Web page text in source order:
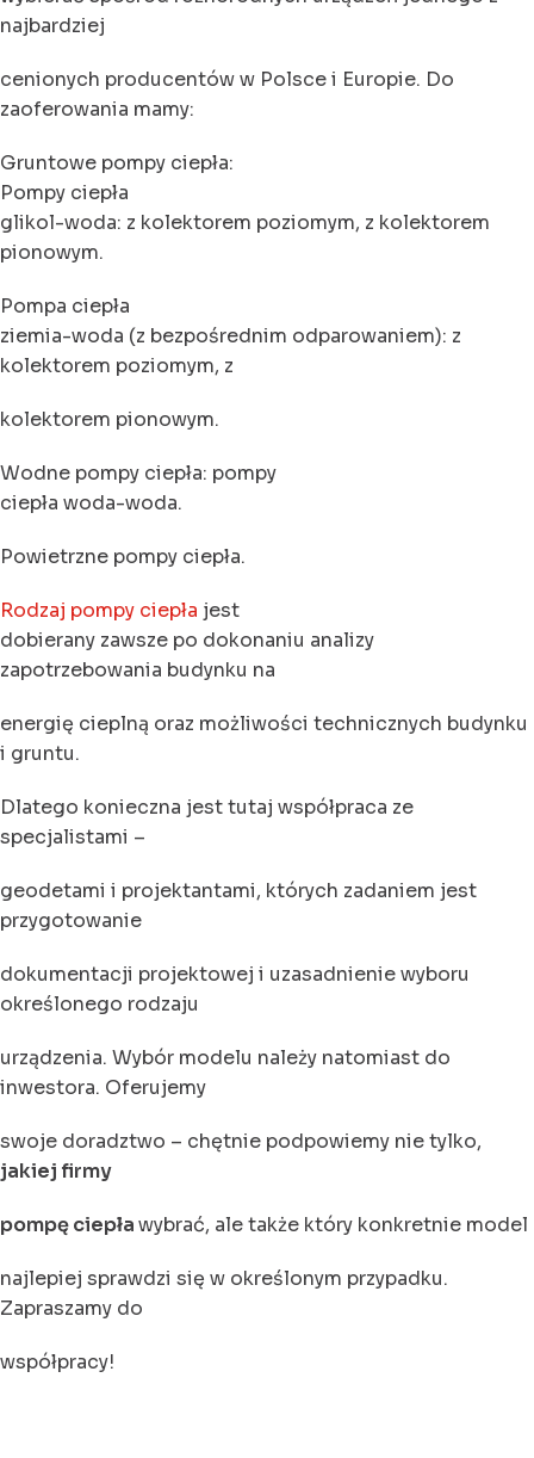
najbardziej
cenionych producentów w Polsce i Europie. Do
zaoferowania mamy:
Gruntowe pompy ciepła:
Pompy ciepła
glikol-woda: z kolektorem poziomym, z kolektorem
pionowym.
Pompa ciepła
ziemia-woda (z bezpośrednim odparowaniem): z
kolektorem poziomym, z
kolektorem pionowym.
Wodne pompy ciepła: pompy
ciepła woda-woda.
Powietrzne pompy ciepła.
Rodzaj pompy ciepła jest
dobierany zawsze po dokonaniu analizy
zapotrzebowania budynku na
energię cieplną oraz możliwości technicznych budynku
i gruntu.
Dlatego konieczna jest tutaj współpraca ze
specjalistami –
geodetami i projektantami, których zadaniem jest
przygotowanie
dokumentacji projektowej i uzasadnienie wyboru
określonego rodzaju
urządzenia. Wybór modelu należy natomiast do
inwestora. Oferujemy
swoje doradztwo – chętnie podpowiemy nie tylko,
jakiej firmy
pompę ciepławybrać, ale także który konkretnie model
najlepiej sprawdzi się w określonym przypadku.
Zapraszamy do
współpracy!